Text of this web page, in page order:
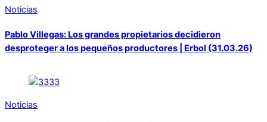
Noticias
Pablo Villegas: Los grandes propietarios decidieron
desproteger a los pequeños productores | Erbol (31.03.26)
Noticias